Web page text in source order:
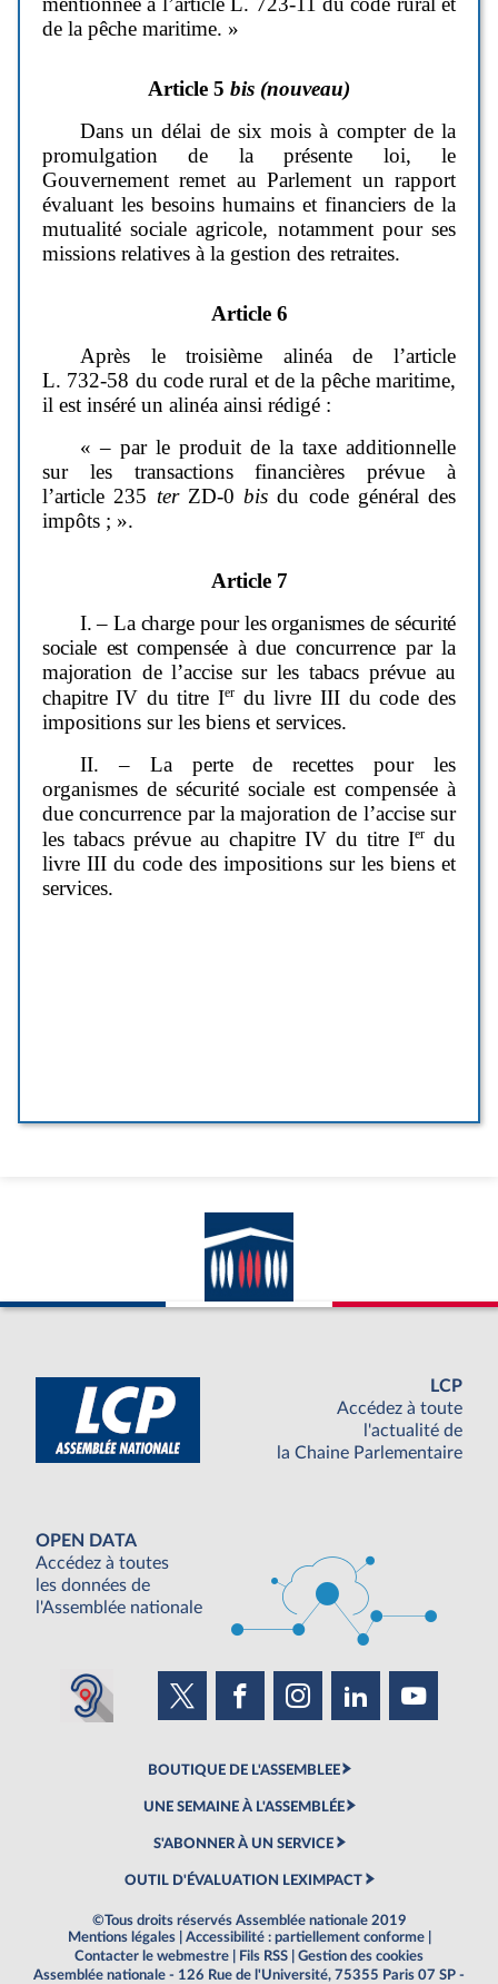
LCP
Accédez à toute
l'actualité de
la Chaine Parlementaire
OPEN DATA
Accédez à toutes
les données de
l'Assemblée nationale
BOUTIQUE DE L'ASSEMBLEE
UNE SEMAINE À L'ASSEMBLÉE
S'ABONNER À UN SERVICE
OUTIL D'ÉVALUATION LEXIMPACT
©Tous droits réservés Assemblée nationale 2019
Mentions légales
Accessibilité : partiellement conforme
Contacter le webmestre
Fils RSS
Gestion des cookies
Assemblée nationale - 126 Rue de l'Université, 75355 Paris 07 SP -